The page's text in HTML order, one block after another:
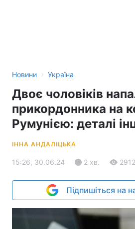
Новини › Україна
Двоє чоловіків
прикордонника на
Румунією: деталі
ІННА АНДАЛІЦЬКА
15:26, 30.06.24 2 хв. 2912
Підпишіться на